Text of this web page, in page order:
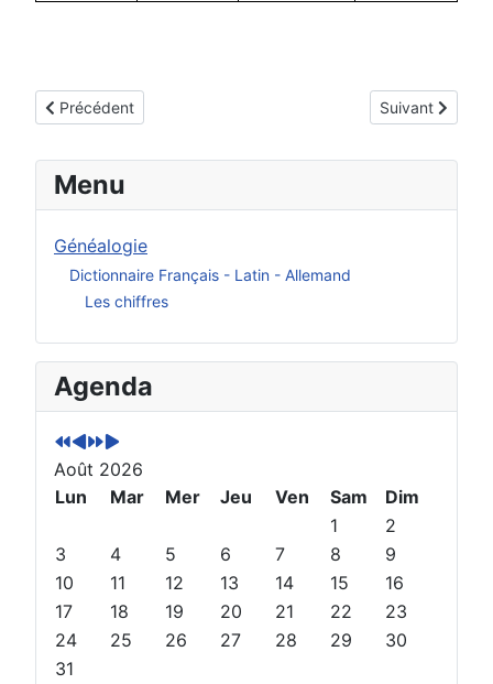
Article précédent : Les nombres
Précédent Article suivant
Suivant
Menu
Généalogie
Dictionnaire Français - Latin - Allemand
Les chiffres
Agenda
A
n
n
é
e
p
é
c
é
d
M
o
i
s
p
r
é
d
e
A
n
n
é
e
M
o
i
s
s
u
v
a
n
Août 2026
Lun
Mar Mer Jeu Ven Sam
Dim
1
2
3
4 5 6 7 8
9
10
11 12 13 14 15
16
17
18 19 20 21 22
23
24
25 26 27 28 29
30
31